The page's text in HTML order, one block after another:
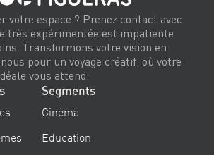
votre espace ? Prenez contact avec
très expérimentée est impatiente
Transformons votre vision en
pour un voyage créatif, où votre
vous attend.
Segments
Cinema
Education